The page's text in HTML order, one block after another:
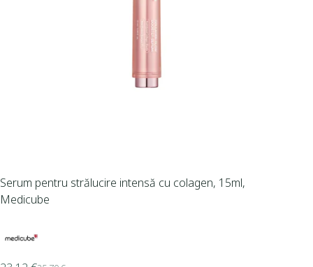
Serum pentru strălucire intensă cu colagen, 15ml,
Medicube